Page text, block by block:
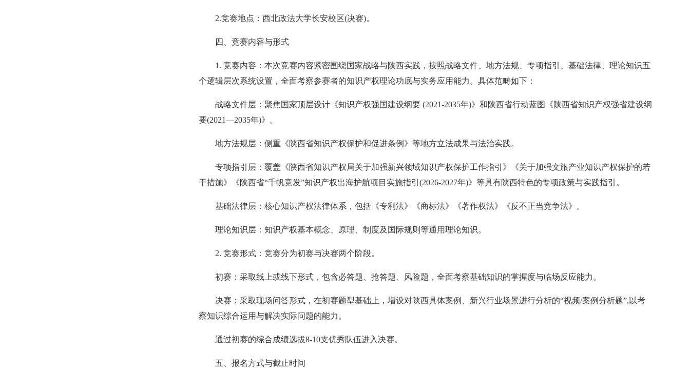
2.竞赛地点：西北政法大学长安校区(决赛)。
四、竞赛内容与形式
1. 竞赛内容：本次竞赛内容紧密围绕国家战略与陕西实践， 按照战略文件、地方法规、专项指引、基础法律、理论知识五
个逻辑层次系统设置，全面考察参赛者的知识产权理论功底与实务应用能力。具体范畴如下：
战略文件层：聚焦国家顶层设计《知识产权强国建设纲要 (2021-2035年)》和陕西省行动蓝图《陕西省知识产权强省建设纲
要(2021—2035年)》。
地方法规层：侧重《陕西省知识产权保护和促进条例》等地方立法成果与法治实践。
专项指引层：覆盖《陕西省知识产权局关于加强新兴领域知识产权保护工作指引》《关于加强文旅产业知识产权保护的若
干措施》《陕西省“千帆竞发”知识产权出海护航项目实施指引(2026-2027年)》等具有陕西特色的专项政策与实践指引。
基础法律层：核心知识产权法律体系，包括《专利法》《商标法》《著作权法》《反不正当竞争法》。
理论知识层：知识产权基本概念、原理、制度及国际规则等通用理论知识。
2. 竞赛形式：竞赛分为初赛与决赛两个阶段。
初赛：采取线上或线下形式，包含必答题、抢答题、风险题， 全面考察基础知识的掌握度与临场反应能力。
决赛：采取现场问答形式，在初赛题型基础上，增设对陕西具体案例、新兴行业场景进行分析的“视频/案例分析题”,以考
察知识综合运用与解决实际问题的能力。
通过初赛的综合成绩选拔8-10支优秀队伍进入决赛。
五、报名方式与截止时间